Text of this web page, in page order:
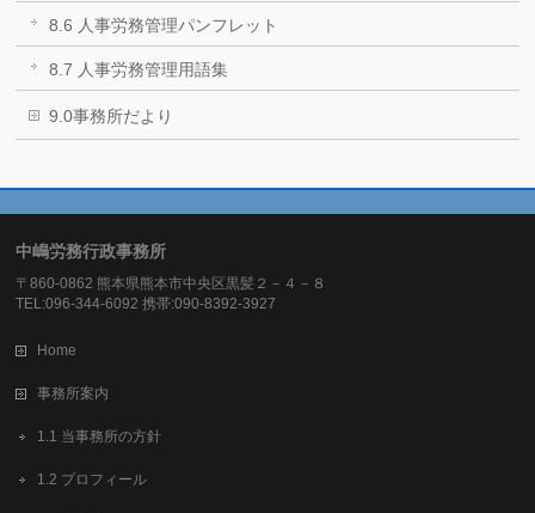
8.6 人事労務管理パンフレット
8.7 人事労務管理用語集
9.0事務所だより
中嶋労務行政事務所
〒860-0862 熊本県熊本市中央区黒髪２－４－８
TEL:096-344-6092 携帯:090-8392-3927
Home
事務所案内
1.1 当事務所の方針
1.2 プロフィール